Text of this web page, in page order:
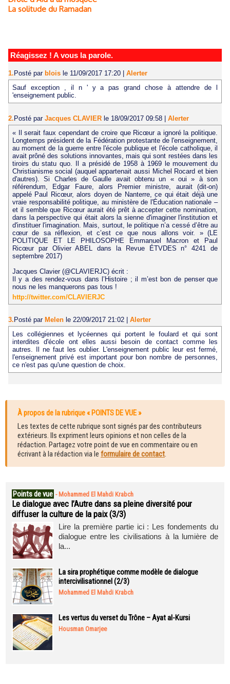
La solitude du Ramadan
Réagissez ! A vous la parole.
1. Posté par blois le 11/09/2017 17:20
Alerter
Sauf exception , il n ' y a pas grand chose à attendre de l
'enseignement public.
2.Posté par Jacques CLAVIER le 18/09/2017 09:58 | Alerter
« Il serait faux cependant de croire que Ricœur a ignoré la politique.
Longtemps président de la Fédération protestante de l'enseignement,
au moment de la guerre entre l'école publique et l'école catholique, il
avait prôné des solutions innovantes, mais qui sont restées dans les
tiroirs du statu quo. Il a présidé de 1958 à 1969 le mouvement du
Christianisme social (auquel appartenait aussi Michel Rocard et bien
d'autres). Si Charles de Gaulle avait obtenu un « oui » à son
référendum, Edgar Faure, alors Premier ministre, aurait (dit-on)
appelé Paul Ricœur, alors doyen de Nanterre, ce qui était déjà une
vraie responsabilité politique, au ministère de l'Éducation nationale –
et il semble que Ricœur aurait été prêt à accepter cette nomination,
dans la perspective qui était alors la sienne d'imaginer l'institution et
d'instituer l'imagination. Mais, surtout, le politique n’a cessé d’être au
cœur de sa réflexion, et c’est ce que nous allons voir. » (LE
POLITIQUE ET LE PHILOSOPHE Emmanuel Macron et Paul
Ricœur par Olivier ABEL dans la Revue ÉTVDES n° 4241 de
septembre 2017)
Jacques Clavier (@CLAVIERJC) écrit :
Il y a des rendez-vous dans l’Histoire ; il m’est bon de penser que
nous ne les manquerons pas tous !
http://twitter.com/CLAVIERJC
3. Posté par Melen le 22/09/2017 21:02
Alerter
Les collégiennes et lycéennes qui portent le foulard et qui sont
interdites d'école ont elles aussi besoin de contact comme les
autres. Il ne faut les oublier. L'enseignement public leur est fermé,
l'enseignement privé est important pour bon nombre de personnes,
ce n'est pas qu'une question de choix.
À propos de la rubrique « POINTS DE VUE »
Les textes de cette rubrique sont signés par des contributeurs
extérieurs. Ils expriment leurs opinions et non celles de la
rédaction. Partagez votre point de vue en commentaire ou en
écrivant à la rédaction via le formulaire de contact.
Points de vue - Mohammed El Mahdi Krabch
Le dialogue avec l’Autre dans sa pleine diversité pour
diffuser la culture de la paix (3/3)
Lire la première partie ici : Les fondements du
dialogue entre les civilisations à la lumière de
la...
La sira prophétique comme modèle de dialogue
intercivilisationnel (2/3)
Mohammed El Mahdi Krabch
Les vertus du verset du Trône – Ayat al-Kursi
Housman Omarjee